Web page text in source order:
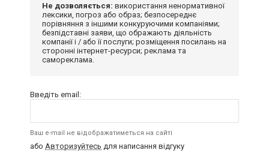
Не дозволяється: використання ненормативної
лексики, погроз або образ; безпосереднє
порівняння з іншими конкуруючими компаніями;
безпідставні заяви, що ображають діяльність
компанії і / або її послуги; розміщення посилань на
сторонні інтернет-ресурси; реклама та
самореклама.
Введіть email:
Ваш e-mail не відображатиметься на сайті
або Авторизуйтесь для написання відгуку